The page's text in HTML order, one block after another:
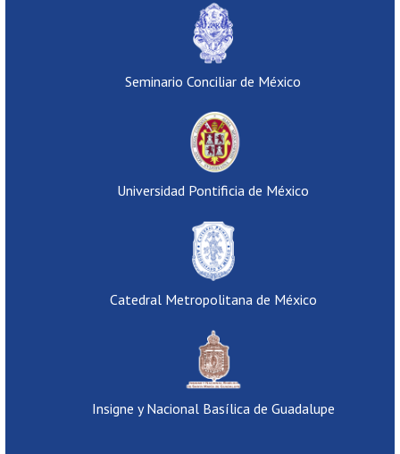
Seminario Conciliar de México
Universidad Pontificia de México
Catedral Metropolitana de México
Insigne y Nacional Basílica de Guadalupe